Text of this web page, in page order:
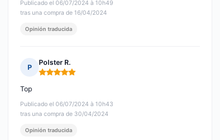
Publicado el 06/07/2024 à 10h49
tras una compra de 16/04/2024
Opinión traducida
P
Polster R.
Nota: 5 de 5
Publicado el 06/07/2024 à 10h43
tras una compra de 30/04/2024
Top
Opinión traducida